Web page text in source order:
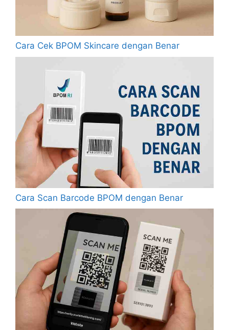
Cara Cek BPOM Skincare dengan Benar
Cara Scan Barcode BPOM dengan Benar